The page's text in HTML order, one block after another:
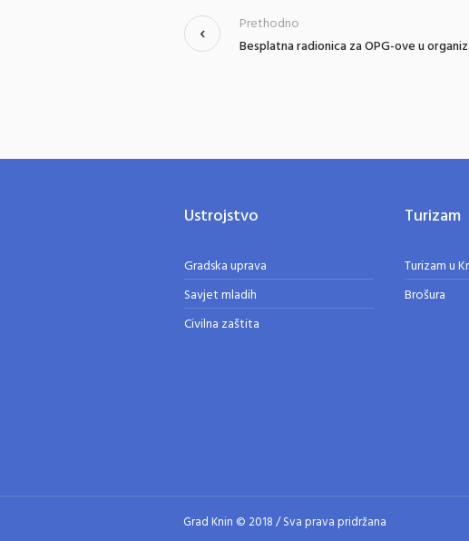
Besplatna radionica za OPG-ove u
Prethodno
Ustrojstvo
Gradska uprava
Savjet mladih
Civilna zaštita
Turizam
Turizam u
Brošura
Grad Knin © 2018 / Sva prava pridržana